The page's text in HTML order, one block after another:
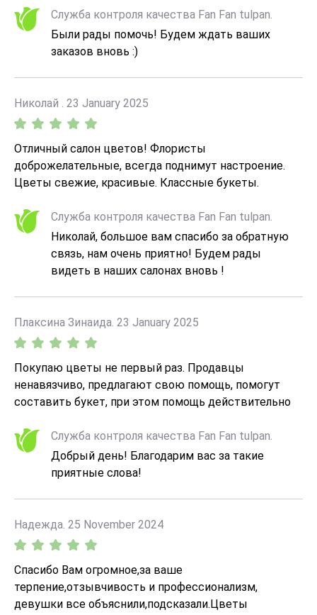
Служба контроля качества Fan Fan tulpan.
Были рады помочь! Будем ждать ваших
заказов вновь :)
Николай . 23 January 2025
Отличный салон цветов! Флористы
доброжелательные, всегда поднимут настроение.
Цветы свежие, красивые. Классные букеты.
Служба контроля качества Fan Fan tulpan.
Николай, большое вам спасибо за обратную
связь, нам очень приятно! Будем рады
видеть в наших салонах вновь !
Плаксина Зинаида. 23 January 2025
Покупаю цветы не первый раз. Продавцы
ненавязчиво, предлагают свою помощь, помогут
составить букет, при этом помощь действительно
Служба контроля качества Fan Fan tulpan.
Добрый день! Благодарим вас за такие
приятные слова!
Надежда. 25 November 2024
Спасибо Вам огромное,за ваше
терпение,отзывчивость и профессионализм,
девушки все объяснили,подсказали.Цветы